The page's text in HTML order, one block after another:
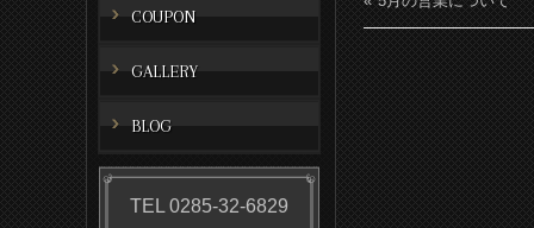
COUPON
GALLERY
BLOG
TEL 0285-32-6829